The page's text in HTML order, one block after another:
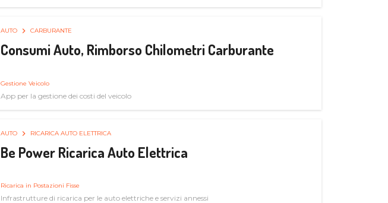
AUTO CARBURANTE
Consumi Auto, Rimborso Chilometri Carburante
Gestione Veicolo
App per la gestione dei costi del veicolo
AUTO RICARICA AUTO ELETTRICA
Be Power Ricarica Auto Elettrica
Ricarica in Postazioni Fisse
Infrastrutture di ricarica per le auto elettriche e servizi annessi